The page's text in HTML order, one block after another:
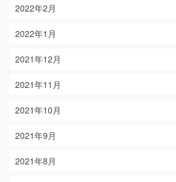
2022年2月
2022年1月
2021年12月
2021年11月
2021年10月
2021年9月
2021年8月